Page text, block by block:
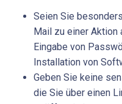
Seien Sie
Mail zu einer
Eingabe von
Installation von
Geben Sie keine
die Sie über einen